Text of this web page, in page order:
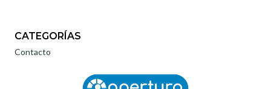
CATEGORÍAS
Contacto